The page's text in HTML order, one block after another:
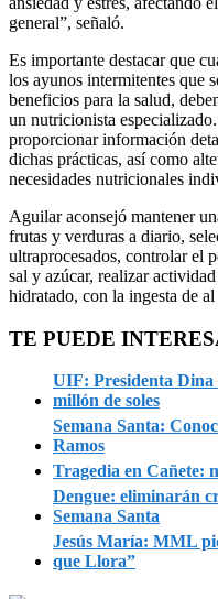
general”, señaló.
Es importante destacar que
los ayunos intermitentes que
beneficios para la salud,
un nutricionista
proporcionar información
dichas prácticas, así como
necesidades nutricionales
Aguilar aconsejó mantener
frutas y verduras a diario,
ultraprocesados, controlar el
sal y azúcar, realizar
hidratado, con la ingesta de
TE PUEDE
UIF: Presidenta Dina
millón de soles
Semana Santa:
Ramos
Tragedia en Cañete:
Dengue: eliminarán
Semana Santa
Jesús María: MML
que Llora”